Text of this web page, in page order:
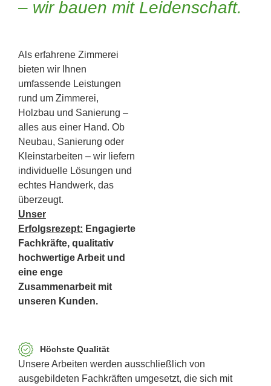
– wir bauen mit Leidenschaft.
Als erfahrene Zimmerei
bieten wir Ihnen
umfassende Leistungen
rund um Zimmerei,
Holzbau und Sanierung –
alles aus einer Hand. Ob
Neubau, Sanierung oder
Kleinstarbeiten – wir liefern
individuelle Lösungen und
echtes Handwerk, das
überzeugt.
Unser
Erfolgsrezept: Engagierte
Fachkräfte, qualitativ
hochwertige Arbeit und
eine enge
Zusammenarbeit mit
unseren Kunden.
Höchste Qualität
Unsere Arbeiten werden ausschließlich von
ausgebildeten Fachkräften umgesetzt, die sich mit